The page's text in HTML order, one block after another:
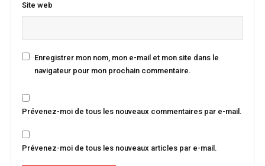
Site web
Enregistrer mon nom, mon e-mail et mon site dans le
navigateur pour mon prochain commentaire.
Prévenez-moi de tous les nouveaux commentaires par e-mail.
Prévenez-moi de tous les nouveaux articles par e-mail.